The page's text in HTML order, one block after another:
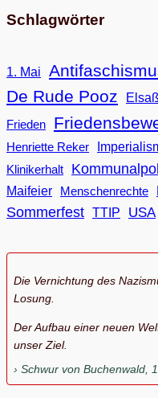
Schlagwörter
1. Mai
De Rude Pooz
Frieden
Henriette Reker
Klinikerhalt
Maifeier
Menschenrechte
Sommerfest TTIP USA
Die Vernichtung des
Losung.
Der Aufbau einer neuen
unser Ziel.
Schwur von Buchenwald,